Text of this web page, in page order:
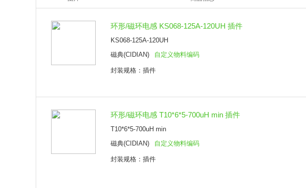
环形/磁环电感 KS068-125A-120UH 插件
KS068-125A-120UH
磁典(CIDIAN)
自定义物料编码
封装规格：插件
环形/磁环电感 T10*6*5-700uH min 插件
T10*6*5-700uH min
磁典(CIDIAN)
自定义物料编码
封装规格：插件